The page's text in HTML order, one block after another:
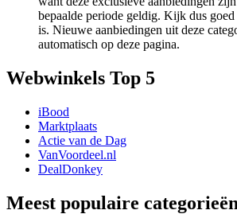
bepaalde periode geldig. Kijk dus
is. Nieuwe aanbiedingen uit deze
automatisch op deze pagina.
Webwinkels Top 5
iBood
Marktplaats
Actie van de Dag
VanVoordeel.nl
DealDonkey
Meest populaire categorieën